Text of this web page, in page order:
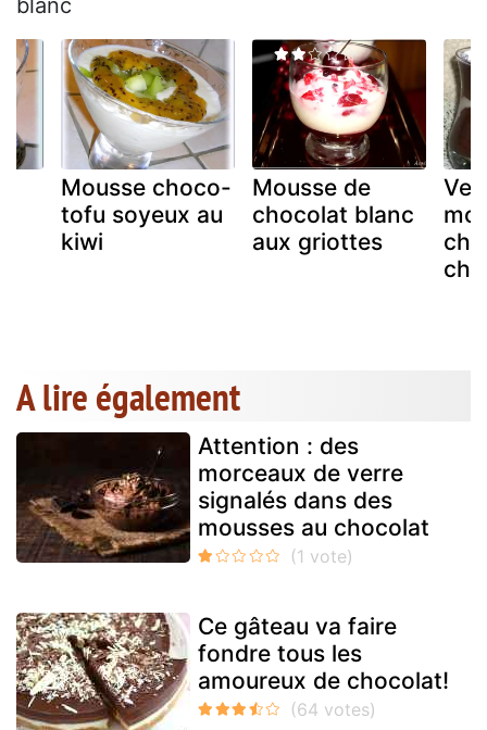
blanc
Mousse choco-
tofu soyeux au
kiwi
Mousse de
chocolat blanc
aux griottes
A lire également
Attention : des
morceaux de verre
signalés dans des
mousses au chocolat
Ce gâteau va faire
fondre tous les
amoureux de chocolat!